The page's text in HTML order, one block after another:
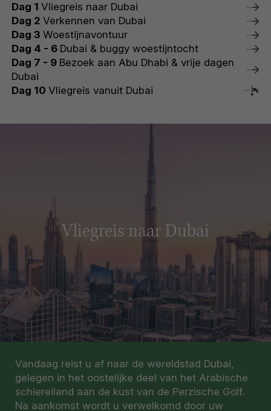
Dag 1 Vliegreis naar Dubai
Dag 2 Verkennen van Dubai
Dag 3 Woestijnavontuur
Dag 4 - 6 Dubai & buggy woestijntocht
Dag 7 - 9 Bezoek aan Abu Dhabi & vrije dagen
Dubai
Dag 10 Vliegreis vanuit Dubai
Vliegreis naar Dubai
Vandaag reist u af naar de wereldstad Dubai,
gelegen in het oostelijke deel van het Arabische
schiereiland aan de kust van de Perzische Golf.
Na aankomst wordt u verwelkomd door uw